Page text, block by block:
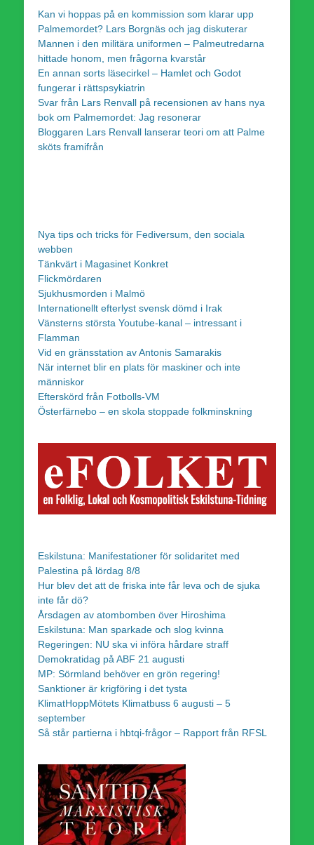
Kan vi hoppas på en kommission som klarar upp
Palmemordet? Lars Borgnäs och jag diskuterar
Mannen i den militära uniformen – Palmeutredarna
hittade honom, men frågorna kvarstår
En annan sorts läsecirkel – Hamlet och Godot
fungerar i rättspsykiatrin
Svar från Lars Renvall på recensionen av hans nya
bok om Palmemordet: Jag resonerar
Bloggaren Lars Renvall lanserar teori om att Palme
sköts framifrån
Nya tips och tricks för Fediversum, den sociala
webben
Tänkvärt i Magasinet Konkret
Flickmördaren
Sjukhusmorden i Malmö
Internationellt efterlyst svensk dömd i Irak
Vänsterns största Youtube-kanal – intressant i
Flamman
Vid en gränsstation av Antonis Samarakis
När internet blir en plats för maskiner och inte
människor
Efterskörd från Fotbolls-VM
Österfärnebo – en skola stoppade folkminskning
Eskilstuna: Manifestationer för solidaritet med
Palestina på lördag 8/8
Hur blev det att de friska inte får leva och de sjuka
inte får dö?
Årsdagen av atombomben över Hiroshima
Eskilstuna: Man sparkade och slog kvinna
Regeringen: NU ska vi införa hårdare straff
Demokratidag på ABF 21 augusti
MP: Sörmland behöver en grön regering!
Sanktioner är krigföring i det tysta
KlimatHoppMötets Klimatbuss 6 augusti – 5
september
Så står partierna i hbtqi-frågor – Rapport från RFSL